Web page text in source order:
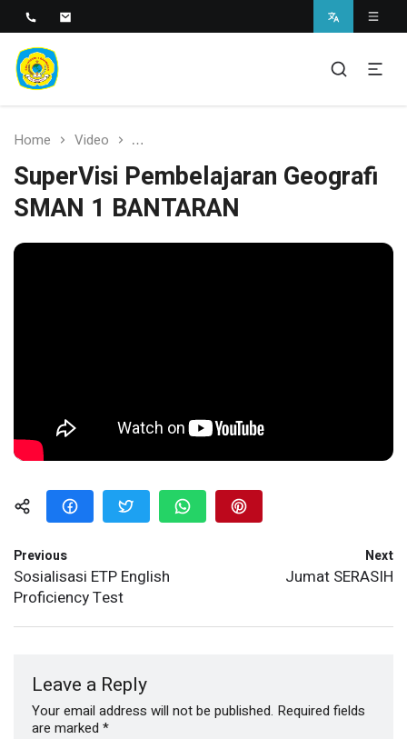
SMAN 1 Bantaran
SMAN 1 BANTARAN
Home Video SuperVisi Pembelajaran Geografi SMAN 1
SuperVisi Pembelajaran Geografi
SMAN 1 BANTARAN
Previous
Sosialisasi ETP English
Proficiency Test
Next
Jumat SERASIH
Leave a Reply
Your email address will not be published. Required fields
are marked *